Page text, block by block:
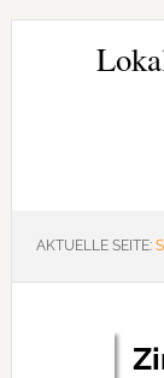
Zur
Hauptnavigation
Zum
Zur
Seitenspalte
AKTUELLE SEITE: